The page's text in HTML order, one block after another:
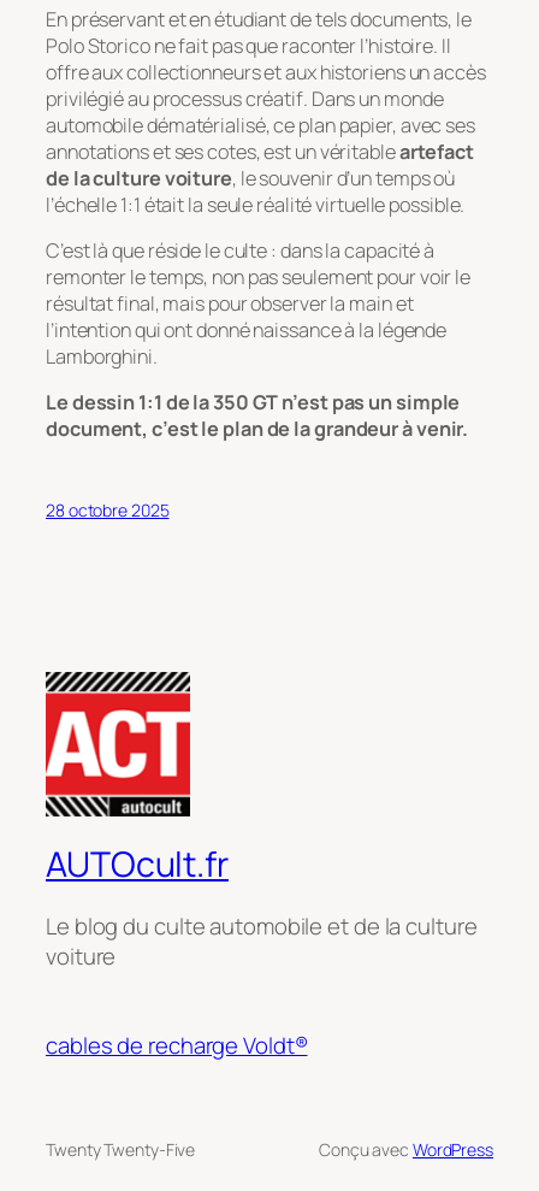
En préservant et en étudiant de tels documents, le
Polo Storico ne fait pas que raconter l’histoire. Il
offre aux collectionneurs et aux historiens un accès
privilégié auprocessus créatif. Dans un monde
automobile dématérialisé, ce plan papier, avec ses
annotations et ses cotes, est un véritableartefact
de la culture voiture, le souvenir d’un temps où
l’échelle 1:1 était la seule réalité virtuelle possible.
C’est là que réside le culte : dans la capacité à
remonter le temps, non pas seulement pour voir le
résultat final, mais pour observer la main et
l’intention qui ont donné naissance à la légende
Lamborghini.
Le dessin 1:1 de la 350 GT n’est pas un simple
document, c’est le plan de la grandeur à venir.
28 octobre 2025
AUTOcult.fr
Le blog du culte automobile et de la culture
voiture
cables de recharge Voldt®
Twenty Twenty-Five Conçu avec WordPress